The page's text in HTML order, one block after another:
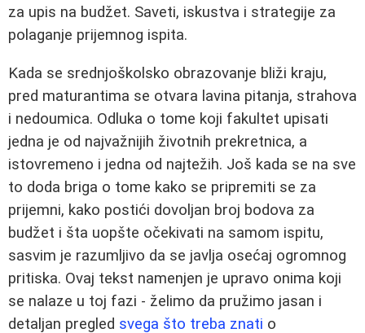
za upis na budžet. Saveti, iskustva i strategije za
polaganje prijemnog ispita.
Kada se srednjoškolsko obrazovanje bliži kraju,
pred maturantima se otvara lavina pitanja, strahova
i nedoumica. Odluka o tome koji fakultet upisati
jedna je od najvažnijih životnih prekretnica, a
istovremeno i jedna od najtežih. Još kada se na sve
to doda briga o tome kako se pripremiti se za
prijemni, kako postići dovoljan broj bodova za
budžet i šta uopšte očekivati na samom ispitu,
sasvim je razumljivo da se javlja osećaj ogromnog
pritiska. Ovaj tekst namenjen je upravo onima koji
se nalaze u toj fazi - želimo da pružimo jasan i
detaljan pregled svega što treba znati o